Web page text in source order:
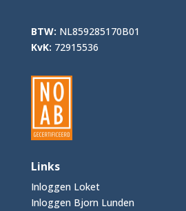
BTW: NL859285170B01
KvK: 72915536
Links
Inloggen Loket
Inloggen Bjorn Lunden